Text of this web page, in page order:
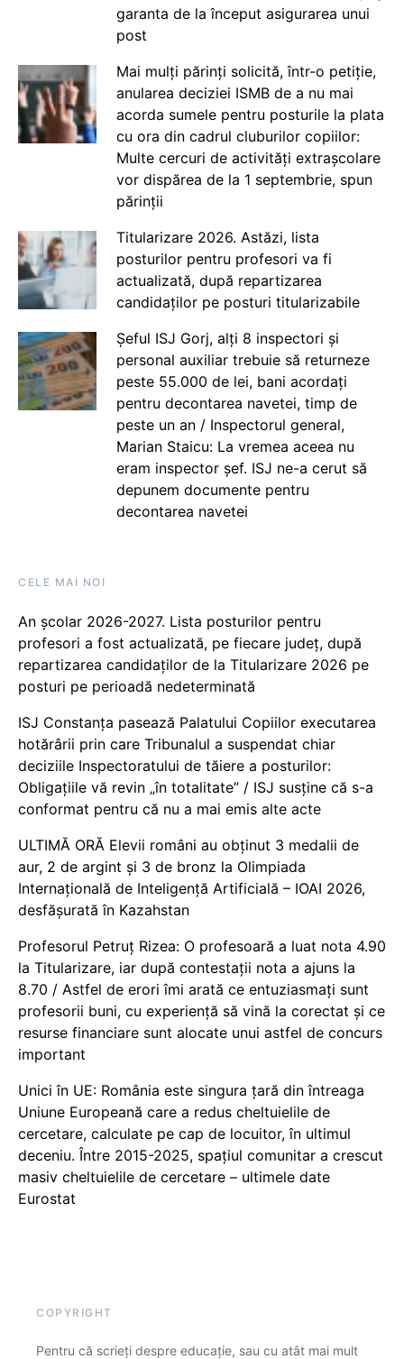
garanta de la început asigurarea unui
post
Mai mulți părinți solicită, într-o petiție,
anularea deciziei ISMB de a nu mai
acorda sumele pentru posturile la plata
cu ora din cadrul cluburilor copiilor:
Multe cercuri de activități extrașcolare
vor dispărea de la 1 septembrie, spun
părinții
Titularizare 2026. Astăzi, lista
posturilor pentru profesori va fi
actualizată, după repartizarea
candidaților pe posturi titularizabile
Șeful ISJ Gorj, alți 8 inspectori și
personal auxiliar trebuie să returneze
peste 55.000 de lei, bani acordați
pentru decontarea navetei, timp de
peste un an / Inspectorul general,
Marian Staicu: La vremea aceea nu
eram inspector șef. ISJ ne-a cerut să
depunem documente pentru
decontarea navetei
CELE MAI NOI
An școlar 2026-2027. Lista posturilor pentru
profesori a fost actualizată, pe fiecare județ, după
repartizarea candidaților de la Titularizare 2026 pe
posturi pe perioadă nedeterminată
ISJ Constanța pasează Palatului Copiilor executarea
hotărârii prin care Tribunalul a suspendat chiar
deciziile Inspectoratului de tăiere a posturilor:
Obligațiile vă revin „în totalitate” / ISJ susține că s-a
conformat pentru că nu a mai emis alte acte
ULTIMĂ ORĂ Elevii români au obținut 3 medalii de
aur, 2 de argint și 3 de bronz la Olimpiada
Internațională de Inteligență Artificială – IOAI 2026,
desfășurată în Kazahstan
Profesorul Petruț Rizea: O profesoară a luat nota 4.90
la Titularizare, iar după contestații nota a ajuns la
8.70 / Astfel de erori îmi arată ce entuziasmați sunt
profesorii buni, cu experiență să vină la corectat și ce
resurse financiare sunt alocate unui astfel de concurs
important
Unici în UE: România este singura țară din întreaga
Uniune Europeană care a redus cheltuielile de
cercetare, calculate pe cap de locuitor, în ultimul
deceniu. Între 2015-2025, spațiul comunitar a crescut
masiv cheltuielile de cercetare – ultimele date
Eurostat
COPYRIGHT
Pentru că scrieți despre educație, sau cu atât mai mult